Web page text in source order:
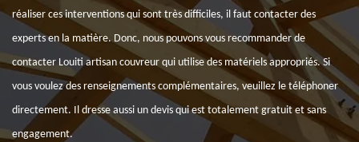
réaliser ces interventions qui sont très difficiles, il faut contacter des
experts en la matière. Donc, nous pouvons vous recommander de
contacter Louiti artisan couvreur qui utilise des matériels appropriés. Si
vous voulez des renseignements complémentaires, veuillez le téléphoner
directement. Il dresse aussi un devis qui est totalement gratuit et sans
engagement.